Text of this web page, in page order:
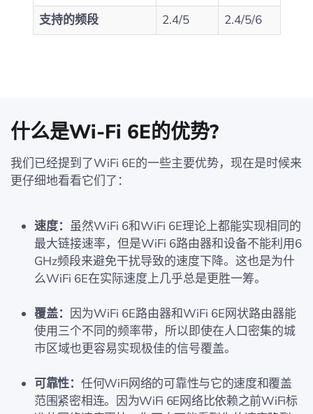
支持的频段
2.4/5 2.4/5/6
什么是Wi-Fi 6E的优势?
我们已经提到了WiFi 6E的一些主要优势，现在是时候来
更仔细地看看它们了：
速度： 虽然WiFi 6和WiFi 6E理论上都能实现相同的
最大链接速率，但是WiFi 6路由器和设备不能利用6
GHz频段来避免干扰导致的速度下降。这也是为什
么WiFi 6E在实际速度上几乎总是更胜一筹。
覆盖： 因为WiFi 6E路由器和WiFi 6E网状路由器能
使用三个不同的频率带，所以即使在人口密集的城
市区域也更容易实现极佳的信号覆盖。
可靠性： 任何WiFi网络的可靠性与它的速度和覆盖
范围紧密相连。因为WiFi 6E网络比依赖之前WiFi标